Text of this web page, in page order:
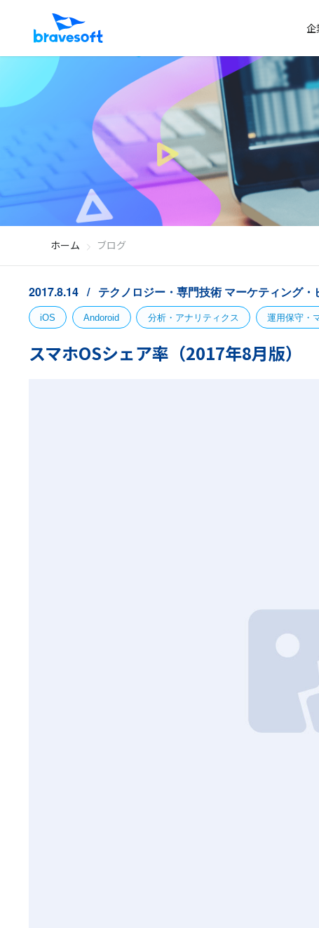
企
ホーム ブログ
2017.8.14 テクノロジー・専門技術マーケティング・
iOS Andoroid 分析・アナリティクス 運用保守・
スマホOSシェア率（2017年8月版）